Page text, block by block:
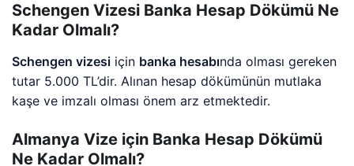
Schengen Vizesi Banka Hesap Dökümü Ne
Kadar Olmalı?
Schengen vizesi için banka hesabında olması gereken
tutar 5.000 TL’dir. Alınan hesap dökümünün mutlaka
kaşe ve imzalı olması önem arz etmektedir.
Almanya Vize için Banka Hesap Dökümü
Ne Kadar Olmalı?